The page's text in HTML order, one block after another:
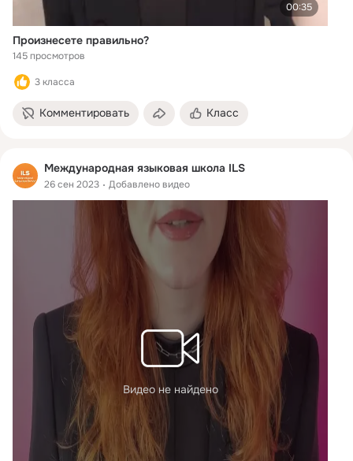
00:35
Произнесете правильно?
145 просмотров
3 класса
Комментировать Класс
Международная языковая школа ILS
26 сен 2023 Добавлено видео
Видео не найдено